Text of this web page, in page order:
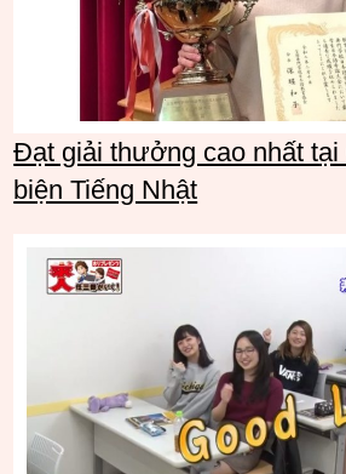
Đạt giải thưởng cao nhất tại
biện Tiếng Nhật